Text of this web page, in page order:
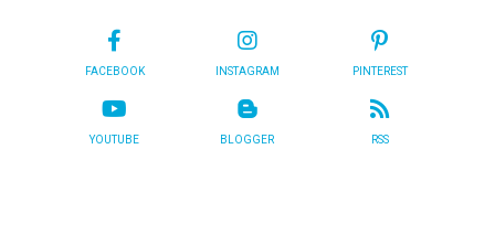
FACEBOOK INSTAGRAM PINTEREST
YOUTUBE BLOGGER RSS